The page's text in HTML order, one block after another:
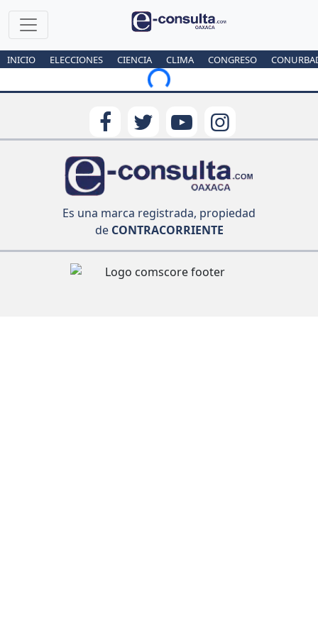
INICIO ELECCIONES CIENCIA CLIMA CONGRESO
Loading...
Es una marca registrada, propiedad
deCONTRACORRIENTE